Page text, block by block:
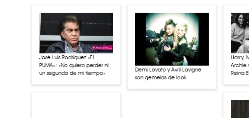
José Luis Rodríguez «EL
PUMA»: «No quiero perder ni
un segundo de mi tiempo»
Demi Lovato y Avril Lavigne
son gemelas de look
Harry,
Archie
Reina